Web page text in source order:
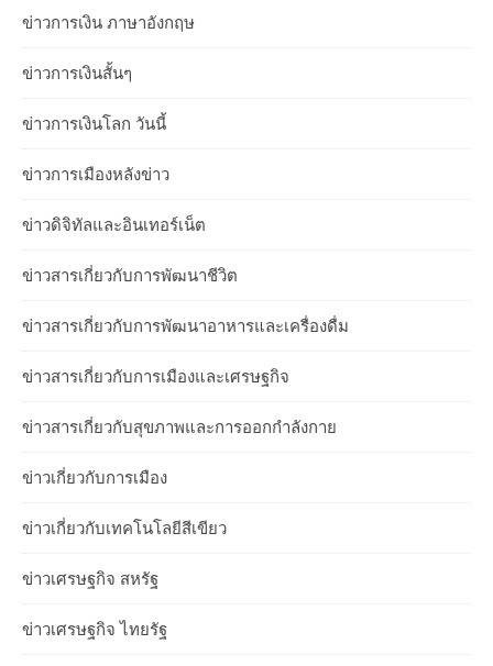
ข่าวการเงิน ภาษาอังกฤษ
ข่าวการเงินสั้นๆ
ข่าวการเงินโลก วันนี้
ข่าวการเมืองหลังข่าว
ข่าวดิจิทัลและอินเทอร์เน็ต
ข่าวสารเกี่ยวกับการพัฒนาชีวิต
ข่าวสารเกี่ยวกับการพัฒนาอาหารและเครื่องดื่ม
ข่าวสารเกี่ยวกับการเมืองและเศรษฐกิจ
ข่าวสารเกี่ยวกับสุขภาพและการออกกำลังกาย
ข่าวเกี่ยวกับการเมือง
ข่าวเกี่ยวกับเทคโนโลยีสีเขียว
ข่าวเศรษฐกิจ สหรัฐ
ข่าวเศรษฐกิจ ไทยรัฐ